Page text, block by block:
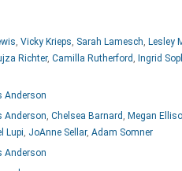
, Vicky Krieps, Sarah Lamesch, Lesley
Richter, Camilla Rutherford , Ingrid
Anderson
Anderson, Chelsea Barnard , Megan
Lupi, JoAnne Sellar, Adam Somner
Anderson